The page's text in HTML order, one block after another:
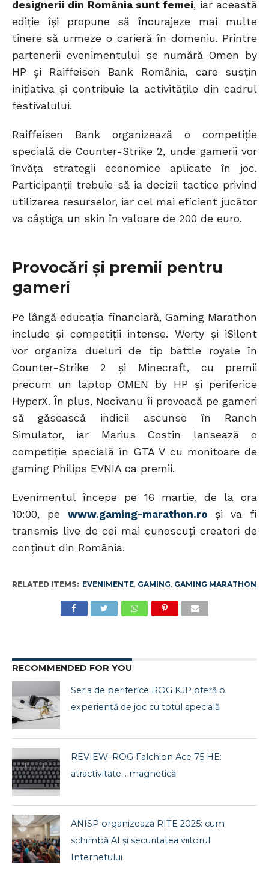
designerii din România sunt femei, iar această
ediție își propune să încurajeze mai multe
tinere să urmeze o carieră în domeniu. Printre
partenerii evenimentului se numără Omen by
HP și Raiffeisen Bank România, care susțin
inițiativa și contribuie la activitățile din cadrul
festivalului.
Raiffeisen Bank organizează o competiție
specială de Counter-Strike 2, unde gamerii vor
învăța strategii economice aplicate în joc.
Participanții trebuie să ia decizii tactice privind
utilizarea resurselor, iar cel mai eficient jucător
va câștiga un skin în valoare de 200 de euro.
Provocări și premii pentru
gameri
Pe lângă educația financiară, Gaming Marathon
include și competiții intense. Werty și iSilent
vor organiza dueluri de tip battle royale în
Counter-Strike 2 și Minecraft, cu premii
precum un laptop OMEN by HP și periferice
HyperX. În plus, Nocivanu îi provoacă pe gameri
să găsească indicii ascunse în Ranch
Simulator, iar Marius Costin lansează o
competiție specială în GTA V cu monitoare de
gaming Philips EVNIA ca premii.
Evenimentul începe pe 16 martie, de la ora
10:00, pe www.gaming-marathon.ro și va fi
transmis live de cei mai cunoscuți creatori de
conținut din România.
RELATED ITEMS: EVENIMENTE, GAMING GAMING MARATHON
RECOMMENDED FOR YOU
Seria de periferice ROG KJP oferă o
experiență de joc cu totul specială
REVIEW: ROG Falchion Ace 75 HE:
atractivitate… magnetică
ANISP organizează RITE 2025: cum
schimbă AI și securitatea viitorul
Internetului